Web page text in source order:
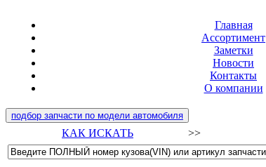
Главная
Ассортимент
Заметки
Новости
Контакты
О компании
подбор запчасти по модели автомобиля
КАК ИСКАТЬ >>